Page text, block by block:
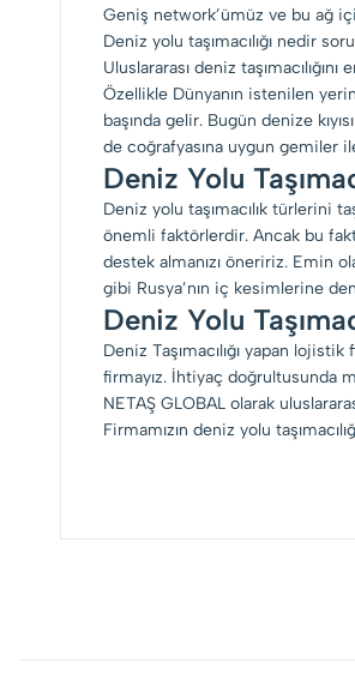
Geniş network’ümüz ve bu ağ
Deniz yolu taşımacılığı nedir
Uluslararası deniz
Özellikle Dünyanın istenilen
başında gelir. Bugün denize
de coğrafyasına uygun gemiler
Deniz Yolu
Deniz yolu taşımacılık türlerini
önemli faktörlerdir. Ancak bu
destek almanızı öneririz. Emin
gibi Rusya’nın iç kesimlerine
Deniz Yolu
Deniz Taşımacılığı yapan
firmayız. İhtiyaç doğrultusunda
NETAŞ GLOBAL olarak
Firmamızın deniz yolu